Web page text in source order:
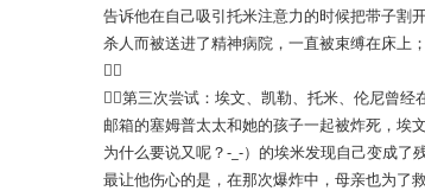
告诉他在自己吸引托米注意力的时候把带子割
杀人而被送进了精神病院，一直被束缚在床上

第三次尝试：埃文、凯勒、托米、伦尼曾
邮箱的塞姆普太太和她的孩子一起被炸死，埃
为什么要说又呢？-_-）的埃米发现自己变成
最让他伤心的是，在那次爆炸中，母亲也为了